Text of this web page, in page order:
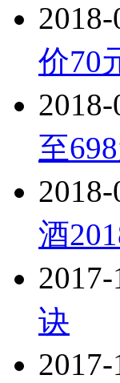
价70
至
酒
诀